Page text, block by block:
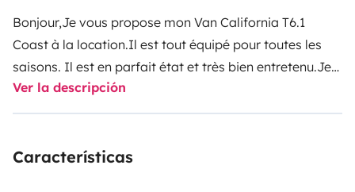
Bonjour,Je vous propose mon Van California T6.1
Coast à la location.Il est tout équipé pour toutes les
saisons. Il est en parfait état et très bien entretenu.Je
me tiens à votre écoute pour le préparer en fonction de
vos besoins. N'hésitez vraiment pas à me poser toutes
En route pour l'aventure !! Marie-Laure ;-)
Ver la descripción
Características